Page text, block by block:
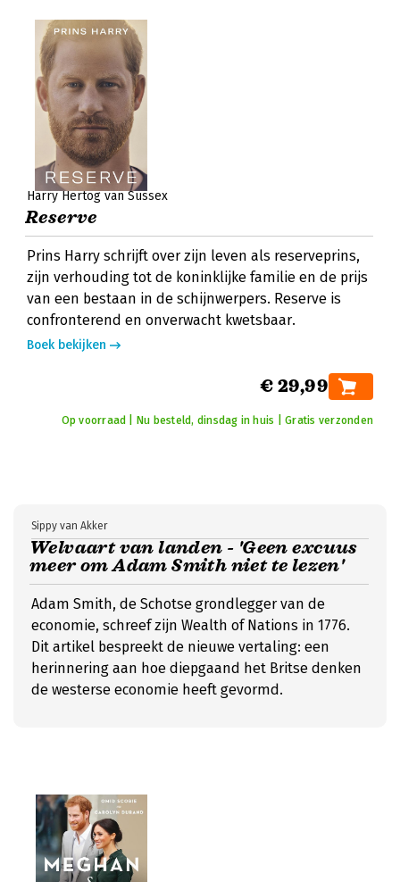
Harry Hertog van Sussex
Reserve
Prins Harry schrijft over zijn leven als reserveprins,
zijn verhouding tot de koninklijke familie en de prijs
van een bestaan in de schijnwerpers. Reserve is
confronterend en onverwacht kwetsbaar.
Boek bekijken
€ 29,99
Op voorraad | Nu besteld, dinsdag in huis | Gratis verzonden
Welvaart van landen - 'Geen excuus
meer om Adam Smith niet te lezen'
Sippy van Akker
Adam Smith, de Schotse grondlegger van de
economie, schreef zijn Wealth of Nations in 1776.
Dit artikel bespreekt de nieuwe vertaling: een
herinnering aan hoe diepgaand het Britse denken
de westerse economie heeft gevormd.